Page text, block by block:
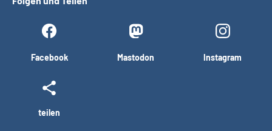
Facebook Mastodon Instagram
teilen